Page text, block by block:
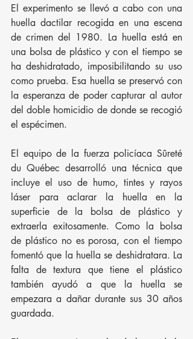
El experimento se llevó a cabo con una
huella dactilar recogida en una escena
de crimen del 1980. La huella está en
una bolsa de plástico y con el tiempo se
ha deshidratado, imposibilitando su uso
como prueba. Esa huella se preservó con
la esperanza de poder capturar al autor
del doble homicidio de donde se recogió
el espécimen.
El equipo de la fuerza policíaca Sûreté
du Québec desarrolló una técnica que
incluye el uso de humo, tintes y rayos
láser para aclarar la huella en la
superficie de la bolsa de plástico y
extraerla exitosamente. Como la bolsa
de plástico no es porosa, con el tiempo
fomentó que la huella se deshidratara. La
falta de textura que tiene el plástico
también ayudó a que la huella se
empezara a dañar durante sus 30 años
guardada.